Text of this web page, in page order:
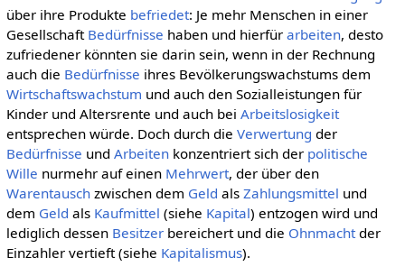
über ihre Produkte befriedet: Je mehr Menschen in einer
Gesellschaft Bedürfnisse haben und hierfür arbeiten, desto
zufriedener könnten sie darin sein, wenn in der Rechnung
auch die Bedürfnisse ihres Bevölkerungswachstums dem
Wirtschaftswachstum und auch den Sozialleistungen für
Kinder und Altersrente und auch bei Arbeitslosigkeit
entsprechen würde. Doch durch die Verwertung der
Bedürfnisse und Arbeitenkonzentriert sich der politische
Wille nurmehr auf einen Mehrwert, der über den
Warentauschzwischen dem Geld als Zahlungsmittel und
dem Geld als Kaufmittel (siehe Kapital) entzogen wird und
lediglich dessen Besitzerbereichert und die Ohnmachtder
Einzahler vertieft (siehe Kapitalismus).